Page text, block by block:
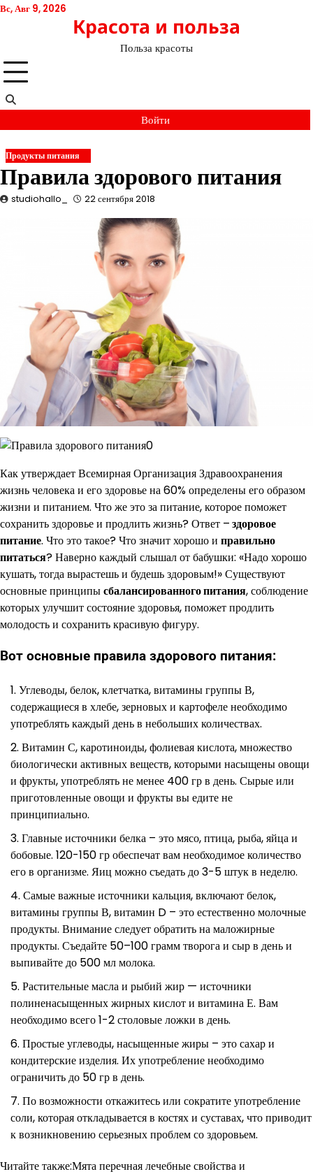
Перейти
Вс, Авг 9, 2026
Красота и польза
Польза красоты
Войти
Продукты питания
Правила здорового питания
studiohallo_ 22 сентября 2018
Как утверждает Всемирная Организация Здравоохранения
жизнь человека и его здоровье на 60% определены его образом
жизни и питанием. Что же это за питание, которое поможет
сохранить здоровье и продлить жизнь? Ответ –здоровое
питание. Что это такое? Что значит хорошо и правильно
питаться? Наверно каждый слышал от бабушки: «Надо хорошо
кушать, тогда вырастешь и будешь здоровым!»Существуют
основные принципысбалансированного питания, соблюдение
которых улучшит состояние здоровья, поможет продлить
молодость и сохранить красивую фигуру.
Вот основные правила здорового питания:
Углеводы, белок, клетчатка, витамины группы В,
содержащиеся в хлебе, зерновых и картофеле необходимо
употреблять каждый день в небольших количествах.
Витамин С, каротиноиды, фолиевая кислота, множество
биологически активных веществ, которыми насыщены овощи
и фрукты, употреблять не менее 400 гр в день. Сырые или
приготовленные овощи и фрукты вы едите не
принципиально.
Главные источники белка – это мясо, птица, рыба, яйца и
бобовые. 120-150 гр обеспечат вам необходимое количество
его в организме. Яиц можно съедать до 3-5 штук в неделю.
Самые важные источники кальция, включают белок,
витамины группы В, витамин D – это естественно молочные
продукты. Внимание следует обратить на маложирные
продукты. Съедайте 50–100 грамм творога и сыр в день и
выпивайте до 500 мл молока.
Растительные масла и рыбий жир — источники
полиненасыщенных жирных кислот и витамина Е. Вам
необходимо всего 1-2 столовые ложки в день.
Простые углеводы, насыщенные жиры – это сахар и
кондитерские изделия. Их употребление необходимо
ограничить до 50 гр в день.
По возможности откажитесь или сократите употребление
соли, которая откладывается в костях и суставах, что приводит
к возникновению серьезных проблем со здоровьем.
Читайте также:Мята перечная лечебные свойства и